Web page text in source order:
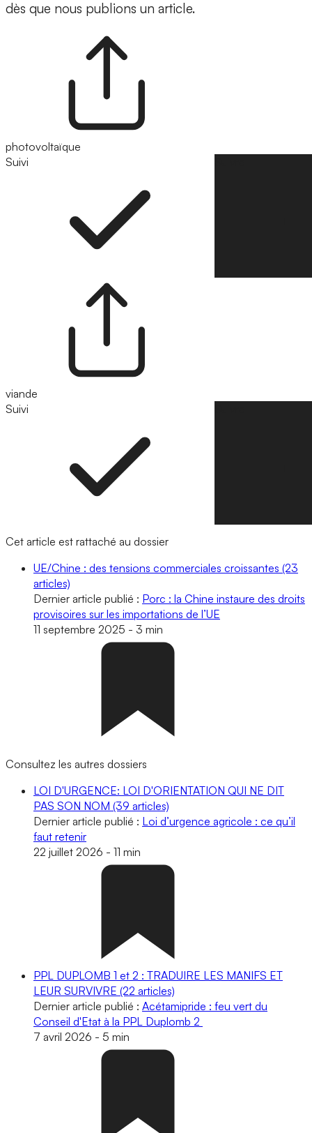
dès que nous publions un article.
photovoltaïque
Suivi
viande
Suivi
Cet article est rattaché au dossier
UE/Chine : des tensions commerciales croissantes (23
articles)
Dernier article publié : Porc : la Chine instaure des droits
provisoires sur les importations de l’UE
11 septembre 2025 - 3 min
Consultez les autres dossiers
LOI D'URGENCE: LOI D'ORIENTATION QUI NE DIT
PAS SON NOM (39 articles)
Dernier article publié : Loi d’urgence agricole : ce qu’il
faut retenir
22 juillet 2026 - 11 min
PPL DUPLOMB 1 et 2 : TRADUIRE LES MANIFS ET
LEUR SURVIVRE (22 articles)
Dernier article publié : Acétamipride : feu vert du
Conseil d'Etat à la PPL Duplomb 2
7 avril 2026 - 5 min